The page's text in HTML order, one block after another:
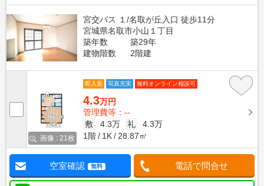
宮交バス １/名取が丘入口 徒歩11分
宮城県名取市小山１丁目
築年数
築29年
建物階数
2階建
画像 : 21枚
即入居 写真充実 無料オンライン相談可
4.3万円
管理費等：--
敷
4.3万 礼
4.3万
1階
1K 28.87㎡
空室確認 無料 電話で問合せ